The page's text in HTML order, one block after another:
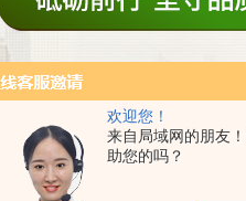
欢迎您！
来自局域网的朋友
助您的吗？